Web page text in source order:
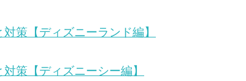
策【ディズニーランド編】
策【ディズニーシー編】